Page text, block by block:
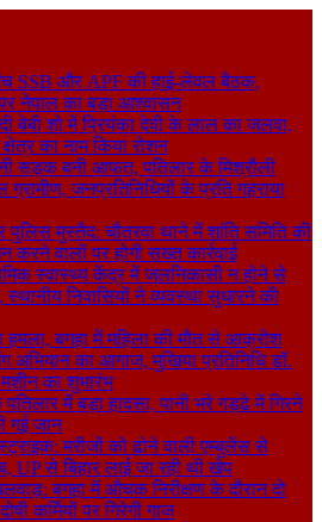
SSB और APF की हाई-लेवल बैठक,
नेपाल का बड़ा आश्वासन
बेबी शो में प्रियंका देवी के लाल का जलवा,
का नाम किया रोशन
सड़क बनी आफत, पतिलार के मिश्रौली
ग्रामीण, जनप्रतिनिधियों के प्रति गहराया
मुस्तैद: चौतरवा थाने में शांति समिति की
वालों पर होगी सख्त कार्रवाई
स्वास्थ्य केंद्र में जलनिकासी न होने से
स्थानीय निवासियों ने व्यवस्था सुधारने की
बगहा में महिला की मौत से आक्रोश
अभियान का आगाज, मुखिया प्रतिनिधि डॉ.
का शुभारंभ
में बड़ा हादसा, पानी भरे गड्ढे में गिरने
गई जान
मरीजों को ढोने वाली एम्बुलेंस से
UP से बिहार लाई जा रही थी खेप
बगहा में औचक निरीक्षण के दौरान दो
कर्मियों पर गिरेगी गाज